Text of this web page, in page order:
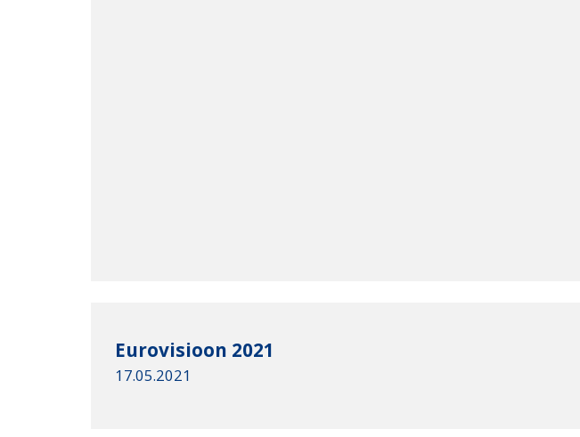
Eurovisioon 2021
17.05.2021